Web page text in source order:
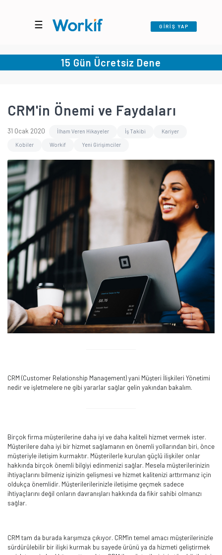
☰ GİRİŞ YAP
15 Gün Ücretsiz Dene
CRM'in Önemi ve Faydaları
31 Ocak 2020 İlham Veren Hikayeler İş Takibi Kariyer
Kobiler Workif Yeni Girişimciler
CRM (Customer Relationship Management) yani Müşteri İlişkileri Yönetimi
nedir ve işletmelere ne gibi yararlar sağlar gelin yakından bakalım.
Birçok firma müşterilerine daha iyi ve daha kaliteli hizmet vermek ister.
Müşterilere daha iyi bir hizmet sağlamanın en önemli yollarından biri, önce
müşteriyle iletişim kurmaktır. Müşterilerle kurulan güçlü ilişkiler onlar
hakkında birçok önemli bilgiyi edinmenizi sağlar. Mesela müşterilerinizin
ihtiyaçlarını bilmeniz işinizin gelişmesi ve hizmet kalitenizi arttırmanız için
oldukça önemlidir. Müşterilerilerinizle iletişime geçmek sadece
ihtiyaçlarını değil onların davranışları hakkında da fikir sahibi olmanızı
sağlar.
CRM tam da burada karşımıza çıkıyor. CRM'in temel amacı müşterilerinizle
sürdürülebilir bir ilişki kurmak bu sayede ürünü ya da hizmeti geliştirmek